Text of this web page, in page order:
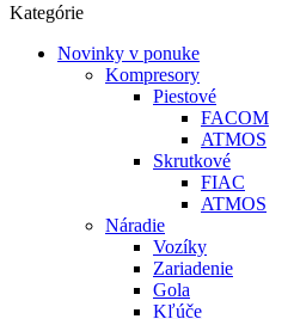
Kategórie
Novinky v ponuke
Kompresory
Piestové
FACOM
ATMOS
Skrutkové
FIAC
ATMOS
Náradie
Vozíky
Zariadenie
Gola
Kľúče